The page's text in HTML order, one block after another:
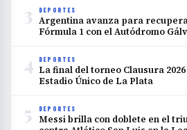
3 DEPORTES
Argentina avanza para
Fórmula 1 con el Autódromo
4 DEPORTES
La final del torneo Clausura
Estadio Único de La Plata
5 DEPORTES
Messi brilla con doblete en el